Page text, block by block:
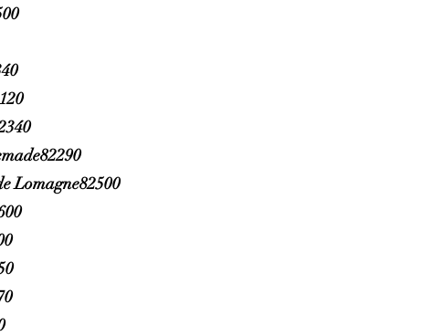
Lomagne82500